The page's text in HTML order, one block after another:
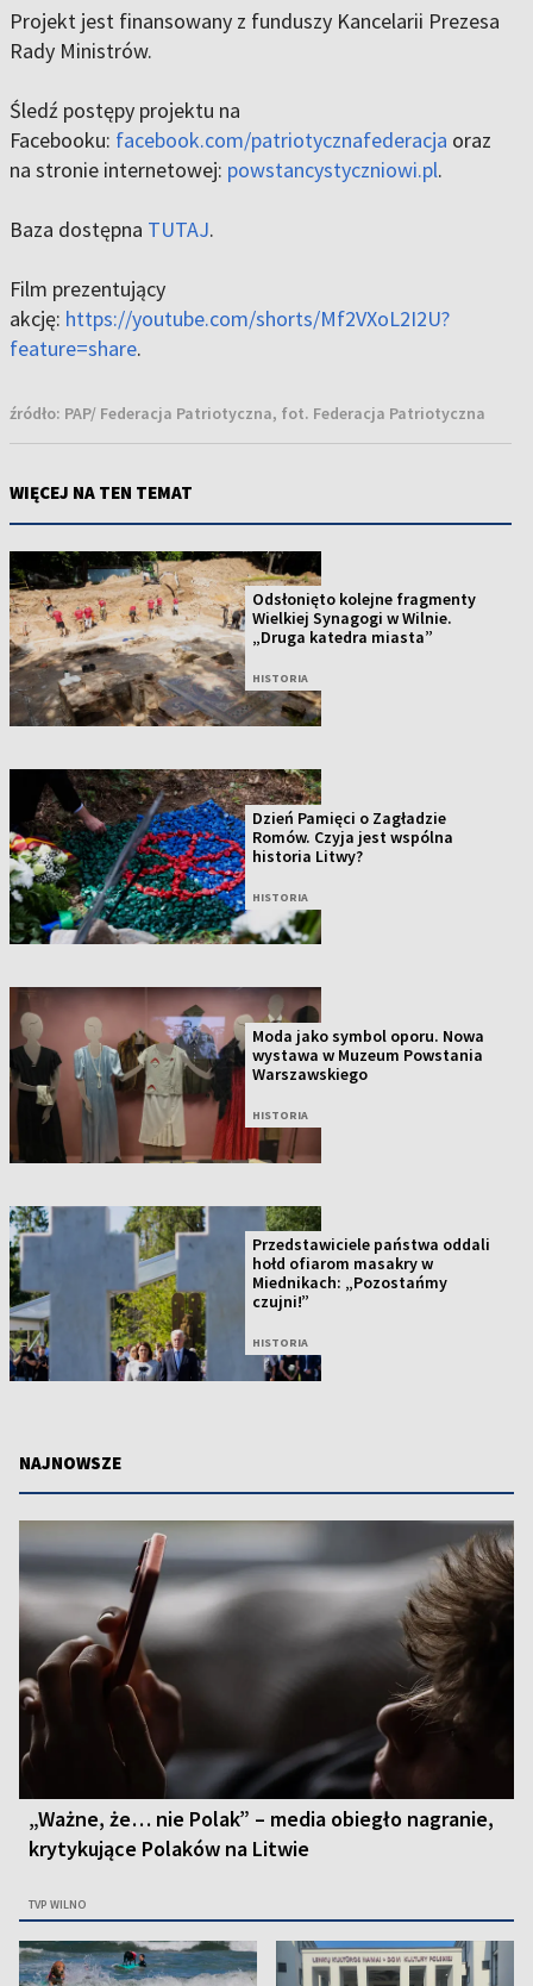
Projekt jest finansowany z funduszy Kancelarii Prezesa
Rady Ministrów.
Śledź postępy projektu na
Facebooku: facebook.com/patriotycznafederacja oraz
na stronie internetowej: powstancystyczniowi.pl.
Baza dostępna TUTAJ.
Film prezentujący
akcję: https://youtube.com/shorts/Mf2VXoL2I2U?
feature=share.
źródło: PAP/ Federacja Patriotyczna, fot. Federacja Patriotyczna
WIĘCEJ NA TEN TEMAT
Odsłonięto kolejne fragmenty
Wielkiej Synagogi w Wilnie.
„Druga katedra miasta”
HISTORIA
Dzień Pamięci o Zagładzie
Romów. Czyja jest wspólna
historia Litwy?
HISTORIA
Moda jako symbol oporu. Nowa
wystawa w Muzeum Powstania
Warszawskiego
HISTORIA
Przedstawiciele państwa oddali
hołd ofiarom masakry w
Miednikach: „Pozostańmy
czujni!”
HISTORIA
NAJNOWSZE
„Ważne, że… nie Polak” – media obiegło nagranie,
krytykujące Polaków na Litwie
TVP WILNO